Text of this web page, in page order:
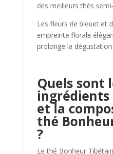
des meilleurs thés
Les fleurs de bleuet et
empreinte florale
prolonge la
Quels sont
et la
thé
?
Le thé Bonheur